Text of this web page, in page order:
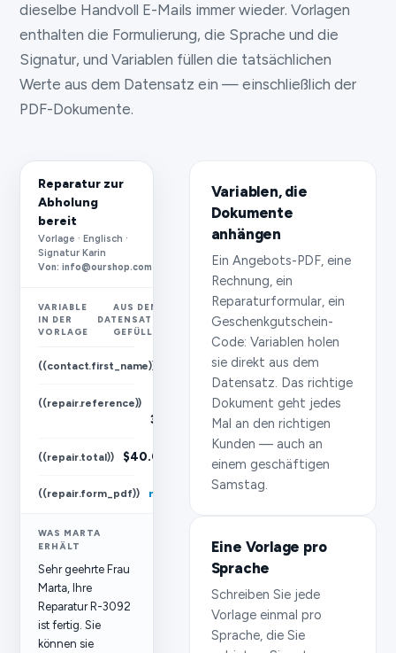
dieselbe Handvoll E-Mails immer wieder. Vorlagen
enthalten die Formulierung, die Sprache und die
Signatur, und Variablen füllen die tatsächlichen
Werte aus dem Datensatz ein — einschließlich der
PDF-Dokumente.
Reparatur zur
Abholung
bereit
Vorlage · Englisch ·
Signatur Karin
Von: info@ourshop.com
VARIABLE
IN DER
VORLAGE
AUS DEM
DATENSATZ
GEFÜLLT
((contact.first_name))
((repair.reference))
3092
((repair.total)) $40.00
((repair.form_pdf)) repair-R-3092.pdf
WAS MARTA
ERHÄLT
Sehr geehrte Frau
Marta, Ihre
Reparatur R-3092
ist fertig. Sie
können sie
Variablen, die
Dokumente
anhängen
Ein Angebots-PDF, eine
Rechnung, ein
Reparaturformular, ein
Geschenkgutschein-
Code: Variablen holen
sie direkt aus dem
Datensatz. Das richtige
Dokument geht jedes
Mal an den richtigen
Kunden — auch an
einem geschäftigen
Samstag.
Eine Vorlage pro
Sprache
Schreiben Sie jede
Vorlage einmal pro
Sprache, die Sie